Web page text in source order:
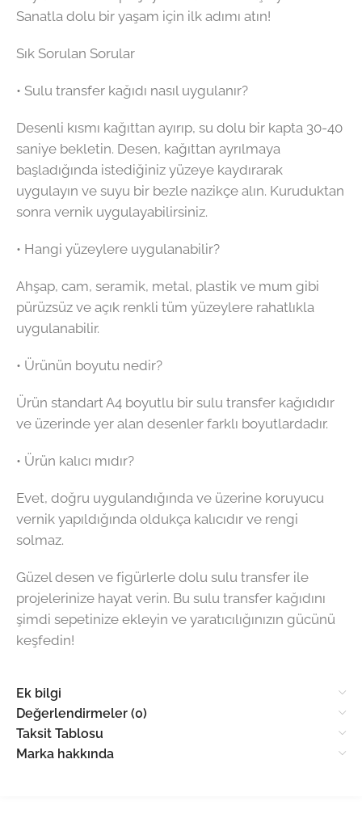
Sanatla dolu bir yaşam için ilk adımı atın!
Sık Sorulan Sorular
• Sulu transfer kağıdı nasıl uygulanır?
Desenli kısmı kağıttan ayırıp, su dolu bir kapta 30-40
saniye bekletin. Desen, kağıttan ayrılmaya
başladığında istediğiniz yüzeye kaydırarak
uygulayın ve suyu bir bezle nazikçe alın. Kuruduktan
sonra vernik uygulayabilirsiniz.
• Hangi yüzeylere uygulanabilir?
Ahşap, cam, seramik, metal, plastik ve mum gibi
pürüzsüz ve açık renkli tüm yüzeylere rahatlıkla
uygulanabilir.
• Ürünün boyutu nedir?
Ürün standart A4 boyutlu bir sulu transfer kağıdıdır
ve üzerinde yer alan desenler farklı boyutlardadır.
• Ürün kalıcı mıdır?
Evet, doğru uygulandığında ve üzerine koruyucu
vernik yapıldığında oldukça kalıcıdır ve rengi
solmaz.
Güzel desen ve figürlerle dolu sulu transfer ile
projelerinize hayat verin. Bu sulu transfer kağıdını
şimdi sepetinize ekleyin ve yaratıcılığınızın gücünü
keşfedin!
Ek bilgi
Değerlendirmeler (0)
Taksit Tablosu
Marka hakkında